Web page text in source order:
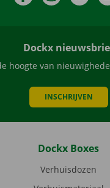
Dockx
hoogte van
INSCHRIJVEN
Dockx Boxes
Verhuisdozen